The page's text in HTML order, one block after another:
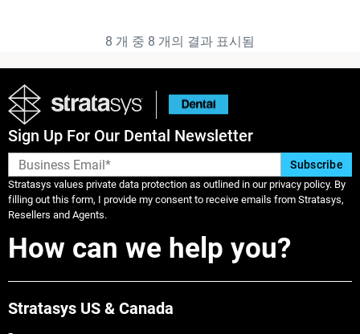
8 개 중 8 개의 결과 표시됨
Sign Up For Our Dental Newsletter
Stratasys values private data protection as outlined in our privacy policy. By
filling out this form, I provide my consent to receive emails from Stratasys,
Resellers and Agents.
How can we help you?
Stratasys US & Canada